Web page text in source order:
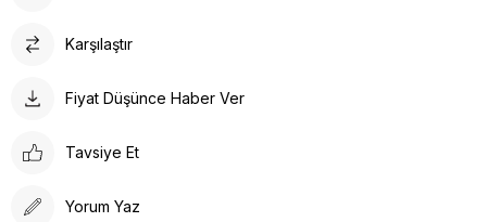
Karşılaştır
Fiyat Düşünce Haber Ver
Tavsiye Et
Yorum Yaz